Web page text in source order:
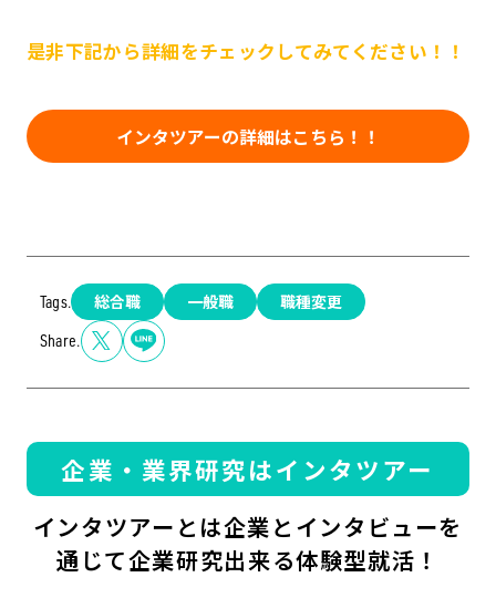
是非下記から詳細をチェックしてみてください！！
インタツアーの詳細はこちら！！
Tags. 総合職 一般職 職種変更
Share.
企業・業界研究はインタツアー
インタツアーとは企業とインタビューを
通じて企業研究出来る体験型就活！